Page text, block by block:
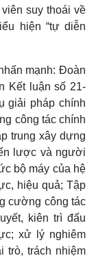
suy thoái về
hiện “tự diễn
mạnh: Đoàn
Kết luận số 21-
giải pháp chính
công tác chính
trung xây dựng
lược và người
bộ máy của hệ
hiệu quả; Tập
cường công tác
kiên trì đấu
xử lý nghiêm
trò, trách nhiệm